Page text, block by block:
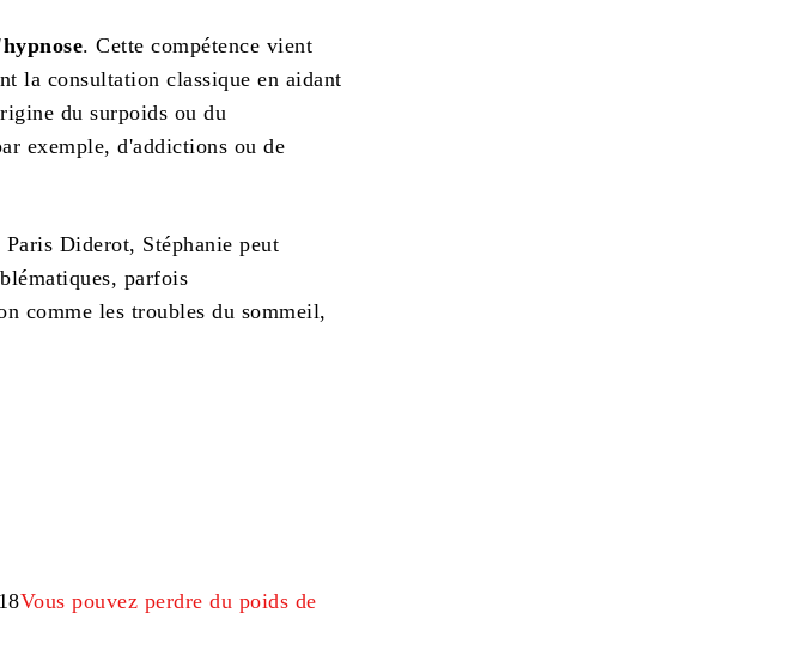
. Cette compétence vient
la consultation classique en aidant
du surpoids ou du
exemple, d'addictions ou de
Diderot, Stéphanie peut
parfois
comme les troubles du sommeil,
Vous pouvez perdre du poids de